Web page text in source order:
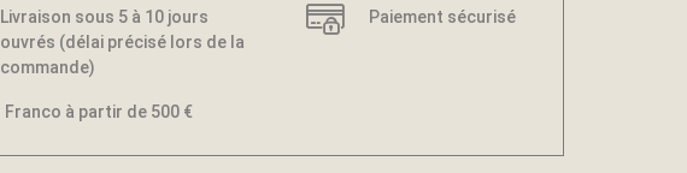
Livraison sous 5 à 10 jours
ouvrés (délai précisé lors de la
commande)
Paiement sécurisé
Franco à partir de 500 €